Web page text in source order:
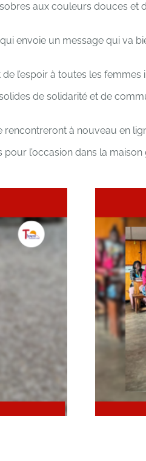
aux couleurs douces et
envoie un message qui va
l’espoir à toutes les
de solidarité et de
à nouveau en
l’occasion dans la